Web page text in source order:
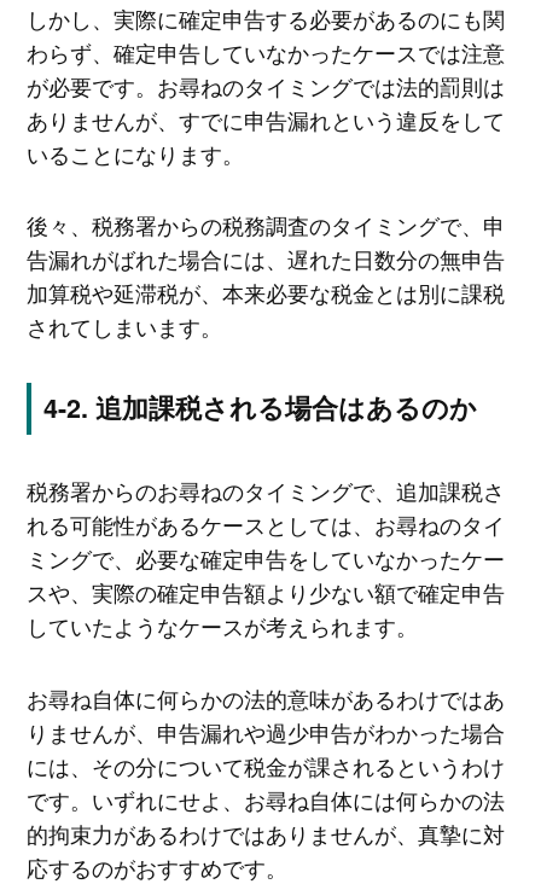
しかし、実際に確定申告する必要があるのにも関
わらず、確定申告していなかったケースでは注意
が必要です。お尋ねのタイミングでは法的罰則は
ありませんが、すでに申告漏れという違反をして
いることになります。
後々、税務署からの税務調査のタイミングで、申
告漏れがばれた場合には、遅れた日数分の無申告
加算税や延滞税が、本来必要な税金とは別に課税
されてしまいます。
追加課税される場合はあるのか
税務署からのお尋ねのタイミングで、追加課税さ
れる可能性があるケースとしては、お尋ねのタイ
ミングで、必要な確定申告をしていなかったケー
スや、実際の確定申告額より少ない額で確定申告
していたようなケースが考えられます。
お尋ね自体に何らかの法的意味があるわけではあ
りませんが、申告漏れや過少申告がわかった場合
には、その分について税金が課されるというわけ
です。いずれにせよ、お尋ね自体には何らかの法
的拘束力があるわけではありませんが、真摯に対
応するのがおすすめです。